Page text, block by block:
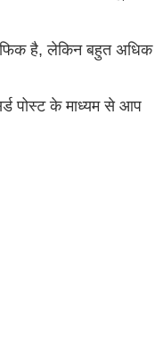
है, लेकिन बहुत अधिक
पोस्ट के माध्यम से आप